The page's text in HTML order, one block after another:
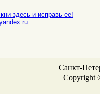
здесь и исправь ее!
Санкт-
Copyright